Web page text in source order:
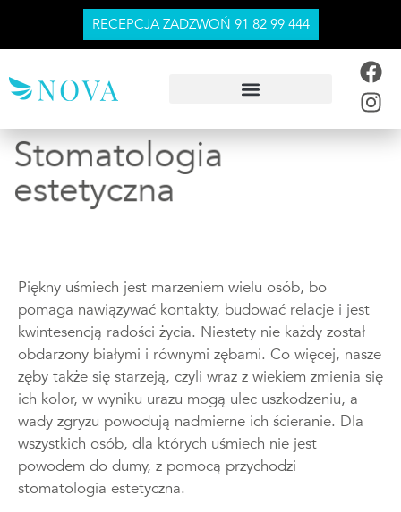
RECEPCJA ZADZWOŃ 91 82 99 444
Stomatologia
estetyczna
Piękny uśmiech jest marzeniem wielu osób, bo
pomaga nawiązywać kontakty, budować relacje i jest
kwintesencją radości życia. Niestety nie każdy został
obdarzony białymi i równymi zębami. Co więcej, nasze
zęby także się starzeją, czyli wraz z wiekiem zmienia się
ich kolor, w wyniku urazu mogą ulec uszkodzeniu, a
wady zgryzu powodują nadmierne ich ścieranie. Dla
wszystkich osób, dla których uśmiech nie jest
powodem do dumy, z pomocą przychodzi
stomatologia estetyczna.